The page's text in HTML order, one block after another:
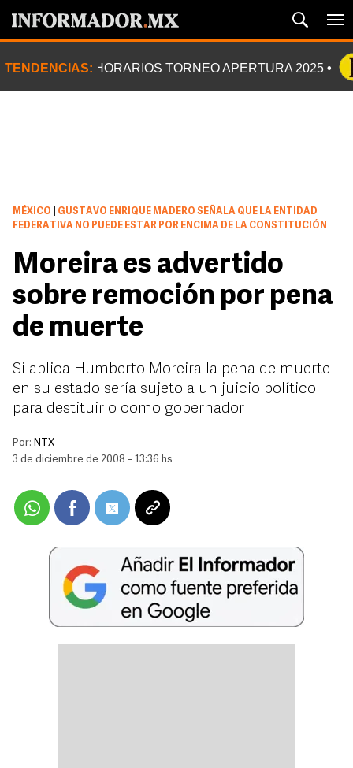
TENDENCIAS: HORARIOS TORNEO APERTURA 2025
MÉXICO
GUSTAVO ENRIQUE MADERO SEÑALA QUE LA ENTIDAD
FEDERATIVA NO PUEDE ESTAR POR ENCIMA DE LA CONSTITUCIÓN
Moreira es advertido
sobre remoción por pena
de muerte
Si aplica Humberto Moreira la pena de muerte
en su estado sería sujeto a un juicio político
para destituirlo como gobernador
Por: NTX
3 de diciembre de 2008 - 13:36 hs